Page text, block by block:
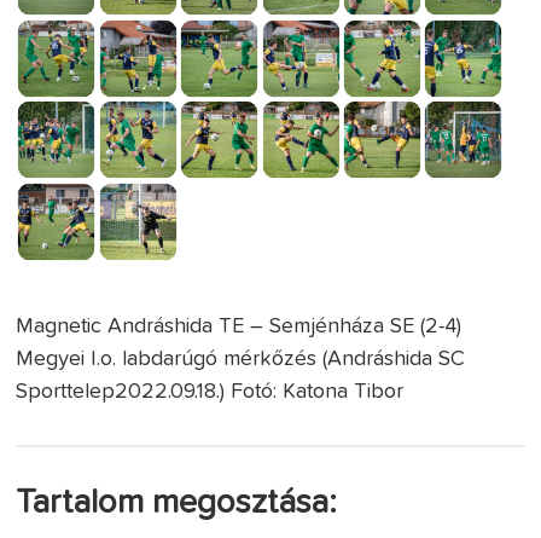
Magnetic Andráshida TE – Semjénháza SE (2-4)
Megyei I.o. labdarúgó mérkőzés (Andráshida SC
Sporttelep2022.09.18.) Fotó: Katona Tibor
Tartalom megosztása: